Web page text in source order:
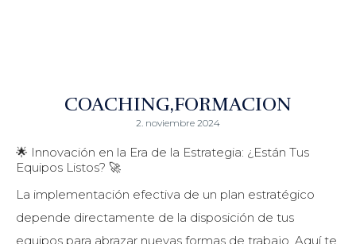
COACHING FORMACION
2. noviembre 2024
🌟 Innovación en la Era de la Estrategia: ¿Están Tus
Equipos Listos? 🚀
La implementación efectiva de un plan estratégico
depende directamente de la disposición de tus
equipos para abrazar nuevas formas de trabajo. Aquí te